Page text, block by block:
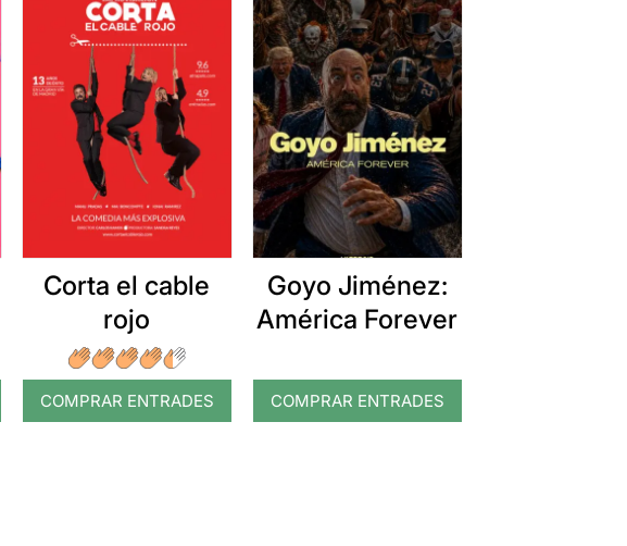
Corta el cable
rojo
COMPRAR ENTRADES
Goyo Jiménez:
América Forever
COMPRAR ENTRADES